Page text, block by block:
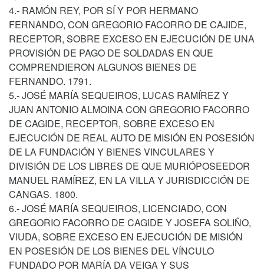
4.- RAMÓN REY, POR SÍ Y POR HERMANO
FERNANDO, CON GREGORIO FACORRO DE CAJIDE,
RECEPTOR, SOBRE EXCESO EN EJECUCIÓN DE UNA
PROVISIÓN DE PAGO DE SOLDADAS EN QUE
COMPRENDIERON ALGUNOS BIENES DE
FERNANDO. 1791.
5.- JOSÉ MARÍA SEQUEIROS, LUCAS RAMÍREZ Y
JUAN ANTONIO ALMOINA CON GREGORIO FACORRO
DE CAGIDE, RECEPTOR, SOBRE EXCESO EN
EJECUCIÓN DE REAL AUTO DE MISIÓN EN POSESIÓN
DE LA FUNDACIÓN Y BIENES VINCULARES Y
DIVISIÓN DE LOS LIBRES DE QUE MURIÓPOSEEDOR
MANUEL RAMÍREZ, EN LA VILLA Y JURISDICCIÓN DE
CANGAS. 1800.
6.- JOSÉ MARÍA SEQUEIROS, LICENCIADO, CON
GREGORIO FACORRO DE CAGIDE Y JOSEFA SOLIÑO,
VIUDA, SOBRE EXCESO EN EJECUCIÓN DE MISIÓN
EN POSESIÓN DE LOS BIENES DEL VÍNCULO
FUNDADO POR MARÍA DA VEIGA Y SUS